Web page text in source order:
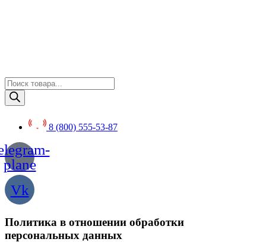
Поиск
товаров
8 (800) 555-53-87
plane
Vk
Политика в отношении обработки
персональных данных